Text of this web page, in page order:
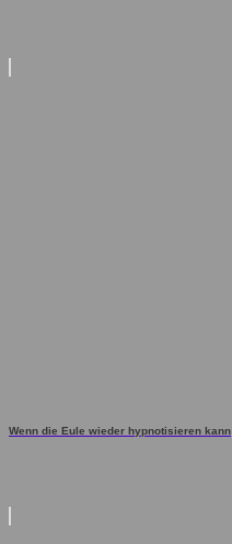
Wenn die Eule wieder hypnotisieren kann